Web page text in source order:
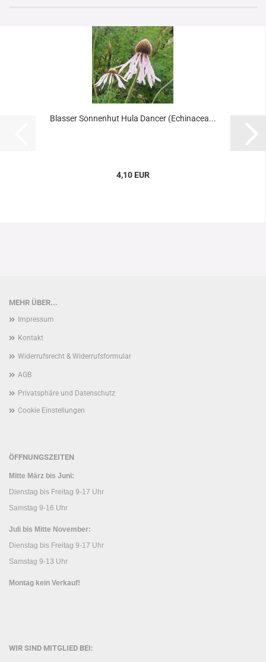
Blasser Sonnenhut Hula Dancer (Echinacea...
4,10 EUR
MEHR ÜBER...
Impressum
Kontakt
Widerrufsrecht & Widerrufsformular
AGB
Privatsphäre und Datenschutz
Cookie Einstellungen
ÖFFNUNGSZEITEN
Mitte März bis Juni:
Dienstag bis Freitag 9-17 Uhr
Samstag 9-16 Uhr
Juli bis Mitte November:
Dienstag bis Freitag 9-17 Uhr
Samstag 9-13 Uhr
Montag kein Verkauf!
WIR SIND MITGLIED BEI: